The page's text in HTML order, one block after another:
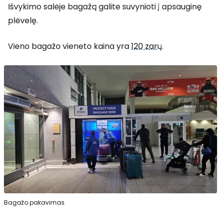
Išvykimo salėje bagažą galite suvynioti į apsauginę
plėvelę.
Vieno bagažo vieneto kaina yra120 zarų.
Bagažo pakavimas